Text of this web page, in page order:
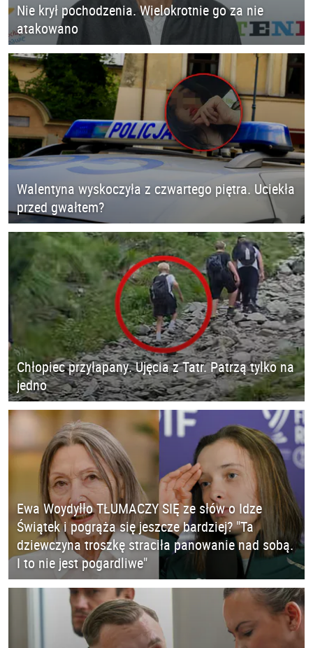
Nie krył pochodzenia. Wielokrotnie go za nie
atakowano
Walentyna wyskoczyła z czwartego piętra. Uciekła
przed gwałtem?
Chłopiec przyłapany. Ujęcia z Tatr. Patrzą tylko na
jedno
Ewa Woydyłło TŁUMACZY SIĘ ze słów o Idze
Świątek i pogrąża się jeszcze bardziej? "Ta
dziewczyna troszkę straciła panowanie nad sobą.
I to nie jest pogardliwe"